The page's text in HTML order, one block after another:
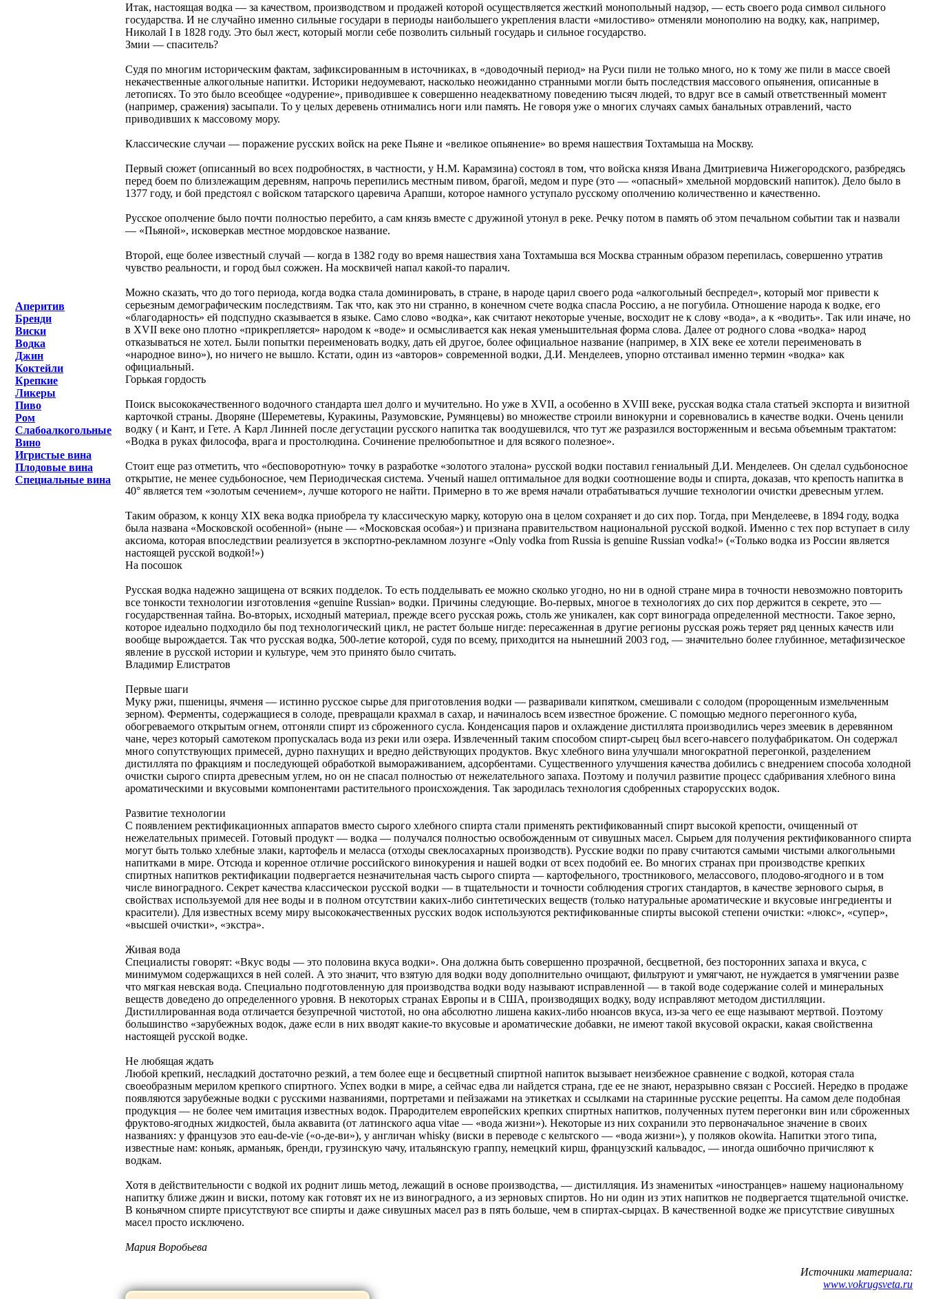
Аперитив
Бренди
Виски
Водка
Джин
Коктейли
Крепкие
Ликеры
Пиво
Ром
Слабоалкогольные
Вино
Игристые вина
Плодовые вина
Специальные вина
Итак, настоящая водка — за качеством, производством и продажей которой осуществляется жесткий монопольный надзор, — есть своего рода символ сильного
государства. И не случайно именно сильные государи в периоды наибольшего укрепления власти «милостиво» отменяли монополию на водку, как, например,
Николай I в 1828 году. Это был жест, который могли себе позволить сильный государь и сильное государство.
Змии — спаситель?
Судя по многим историческим фактам, зафиксированным в источниках, в «доводочный период» на Руси пили не только много, но к тому же пили в массе своей
некачественные алкогольные напитки. Историки недоумевают, насколько неожиданно странными могли быть последствия массового опьянения, описанные в
летописях. То это было всеобщее «одурение», приводившее к совершенно неадекватному поведению тысяч людей, то вдруг все в самый ответственный момент
(например, сражения) засыпали. То у целых деревень отнимались ноги или память. Не говоря уже о многих случаях самых банальных отравлений, часто
приводивших к массовому мору.
Классические случаи — поражение русских войск на реке Пьяне и «великое опьянение» во время нашествия Тохтамыша на Москву.
Первый сюжет (описанный во всех подробностях, в частности, у Н.М. Карамзина) состоял в том, что войска князя Ивана Дмитриевича Нижегородского, разбредясь
перед боем по близлежащим деревням, напрочь перепились местным пивом, брагой, медом и пуре (это — «опасный» хмельной мордовский напиток). Дело было в
1377 году, и бой предстоял с войском татарского царевича Арапши, которое намного уступало русскому ополчению количественно и качественно.
Русское ополчение было почти полностью перебито, а сам князь вместе с дружиной утонул в реке. Речку потом в память об этом печальном событии так и назвали
— «Пьяной», исковеркав местное мордовское название.
Второй, еще более известный случай — когда в 1382 году во время нашествия хана Тохтамыша вся Москва странным образом перепилась, совершенно утратив
чувство реальности, и город был сожжен. На москвичей напал какой-то паралич.
Можно сказать, что до того периода, когда водка стала доминировать, в стране, в народе царил своего рода «алкогольный беспредел», который мог привести к
серьезным демографическим последствиям. Так что, как это ни странно, в конечном счете водка спасла Россию, а не погубила. Отношение народа к водке, его
«благодарность» ей подспудно сказывается в языке. Само слово «водка», как считают некоторые ученые, восходит не к слову «вода», а к «водить». Так или иначе, но
в XVII веке оно плотно «прикрепляется» народом к «воде» и осмысливается как некая уменьшительная форма слова. Далее от родного слова «водка» народ
отказываться не хотел. Были попытки переименовать водку, дать ей другое, более официальное название (например, в XIX веке ее хотели переименовать в
«народное вино»), но ничего не вышло. Кстати, один из «авторов» современной водки, Д.И. Менделеев, упорно отстаивал именно термин «водка» как
официальный.
Горькая гордость
Поиск высококачественного водочного стандарта шел долго и мучительно. Но уже в XVII, а особенно в XVIII веке, русская водка стала статьей экспорта и визитной
карточкой страны. Дворяне (Шереметевы, Куракины, Разумовские, Румянцевы) во множестве строили винокурни и соревновались в качестве водки. Очень ценили
водку ( и Кант, и Гете. А Карл Линней после дегустации русского напитка так воодушевился, что тут же разразился восторженным и весьма объемным трактатом:
«Водка в руках философа, врага и простолюдина. Сочинение прелюбопытное и для всякого полезное».
Стоит еще раз отметить, что «бесповоротную» точку в разработке «золотого эталона» русской водки поставил гениальный Д.И. Менделеев. Он сделал судьбоносное
открытие, не менее судьбоносное, чем Периодическая система. Ученый нашел оптимальное для водки соотношение воды и спирта, доказав, что крепость напитка в
40° является тем «золотым сечением», лучше которого не найти. Примерно в то же время начали отрабатываться лучшие технологии очистки древесным углем.
Таким образом, к концу XIX века водка приобрела ту классическую марку, которую она в целом сохраняет и до сих пор. Тогда, при Менделееве, в 1894 году, водка
была названа «Московской особенной» (ныне — «Московская особая») и признана правительством национальной русской водкой. Именно с тех пор вступает в силу
аксиома, которая впоследствии реализуется в экспортно-рекламном лозунге «Only vodka from Russia is genuine Russian vodka!» («Только водка из России является
настоящей русской водкой!»)
На посошок
Русская водка надежно защищена от всяких подделок. То есть подделывать ее можно сколько угодно, но ни в одной стране мира в точности невозможно повторить
все тонкости технологии изготовления «genuine Russian» водки. Причины следующие. Во-первых, многое в технологиях до сих пор держится в секрете, это —
государственная тайна. Во-вторых, исходный материал, прежде всего русская рожь, столь же уникален, как сорт винограда определенной местности. Такое зерно,
которое идеально подходило бы под технологический цикл, не растет больше нигде: пересаженная в другие регионы русская рожь теряет ряд ценных качеств или
вообще вырождается. Так что русская водка, 500-летие которой, судя по всему, приходится на нынешний 2003 год, — значительно более глубинное, метафизическое
явление в русской истории и культуре, чем это принято было считать.
Владимир Елистратов
Первые шаги
Муку ржи, пшеницы, ячменя — истинно русское сырье для приготовления водки — разваривали кипятком, смешивали с солодом (пророщенным измельченным
зерном). Ферменты, содержащиеся в солоде, превращали крахмал в сахар, и начиналось всем известное брожение. С помощью медного перегонного куба,
обогреваемого открытым огнем, отгоняли спирт из сброженного сусла. Конденсация паров и охлаждение дистиллята производились через змеевик в деревянном
чане, через который самотеком пропускалась вода из реки или озера. Извлеченный таким способом спирт-сырец был всего-навсего полуфабрикатом. Он содержал
много сопутствующих примесей, дурно пахнущих и вредно действующих продуктов. Вкус хлебного вина улучшали многократной перегонкой, разделением
дистиллята по фракциям и последующей обработкой вымораживанием, адсорбентами. Существенного улучшения качества добились с внедрением способа холодной
очистки сырого спирта древесным углем, но он не спасал полностью от нежелательного запаха. Поэтому и получил развитие процесс сдабривания хлебного вина
ароматическими и вкусовыми компонентами растительного происхождения. Так зародилась технология сдобренных старорусских водок.
Развитие технологии
С появлением ректификационных аппаратов вместо сырого хлебного спирта стали применять ректификованный спирт высокой крепости, очищенный от
нежелательных примесей. Готовый продукт — водка — получался полностью освобожденным от сивушных масел. Сырьем для получения ректификованного спирта
могут быть только хлебные злаки, картофель и меласса (отходы свеклосахарных производств). Русские водки по праву считаются самыми чистыми алкогольными
напитками в мире. Отсюда и коренное отличие российского винокурения и нашей водки от всех подобий ее. Во многих странах при производстве крепких
спиртных напитков ректификации подвергается незначительная часть сырого спирта — картофельного, тростникового, мелассового, плодово-ягодного и в том
числе виноградного. Секрет качества классическои русской водки — в тщательности и точности соблюдения строгих стандартов, в качестве зернового сырья, в
свойствах используемой для нее воды и в полном отсутствии каких-либо синтетических веществ (только натуральные ароматические и вкусовые ингредиенты и
красители). Для известных всему миру высококачественных русских водок используются ректификованные спирты высокой степени очистки: «люкс», «супер»,
«высшей очистки», «экстра».
Живая вода
Специалисты говорят: «Вкус воды — это половина вкуса водки». Она должна быть совершенно прозрачной, бесцветной, без посторонних запаха и вкуса, с
минимумом содержащихся в ней солей. А это значит, что взятую для водки воду дополнительно очищают, фильтруют и умягчают, не нуждается в умягчении разве
что мягкая невская вода. Специально подготовленную для производства водки воду называют исправленной — в такой воде содержание солей и минеральных
веществ доведено до определенного уровня. В некоторых странах Европы и в США, производящих водку, воду исправляют методом дистилляции.
Дистиллированная вода отличается безупречной чистотой, но она абсолютно лишена каких-либо нюансов вкуса, из-за чего ее еще называют мертвой. Поэтому
большинство «зарубежных водок, даже если в них вводят какие-то вкусовые и ароматические добавки, не имеют такой вкусовой окраски, какая свойственна
настоящей русской водке.
Не любящая ждать
Любой крепкий, несладкий достаточно резкий, а тем более еще и бесцветный спиртной напиток вызывает неизбежное сравнение с водкой, которая стала
своеобразным мерилом крепкого спиртного. Успех водки в мире, а сейчас едва ли найдется страна, где ее не знают, неразрывно связан с Россией. Нередко в продаже
появляются зарубежные водки с русскими названиями, портретами и пейзажами на этикетках и ссылками на старинные русские рецепты. На самом деле подобная
продукция — не более чем имитация известных водок. Прародителем европейских крепких спиртных напитков, полученных путем перегонки вин или сброженных
фруктово-ягодных жидкостей, была аквавита (от латинского aqua vitae — «вода жизни»). Некоторые из них сохранили это первоначальное значение в своих
названиях: у французов это eau-de-vie («о-де-ви»), у англичан whisky (виски в переводе с кельтского — «вода жизни»), у поляков okowita. Напитки этого типа,
известные нам: коньяк, арманьяк, бренди, грузинскую чачу, итальянскую граппу, немецкий кирш, французский кальвадос, — иногда ошибочно причисляют к
водкам.
Хотя в действительности с водкой их роднит лишь метод, лежащий в основе производства, — дистилляция. Из знаменитых «иностранцев» нашему национальному
напитку ближе джин и виски, потому как готовят их не из виноградного, а из зерновых спиртов. Но ни один из этих напитков не подвергается тщательной очистке.
В коньячном спирте присутствуют все спирты и даже сивушных масел раз в пять больше, чем в спиртах-сырцах. В качественной водке же присутствие сивушных
масел просто исключено.
Мария Воробьева
Источники материала:
www.vokrugsveta.ru